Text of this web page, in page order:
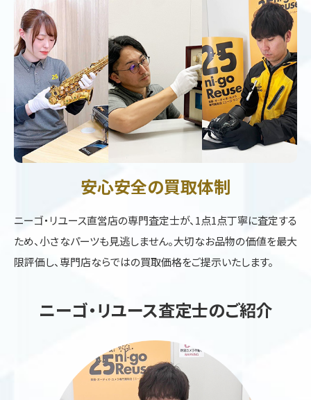
安心安全の買取体制
ニーゴ・リユース直営店の専門査定士が、1点1点丁寧に査定する
ため、小さなパーツも見逃しません。大切なお品物の価値を最大
限評価し、専門店ならではの買取価格をご提示いたします。
ニーゴ・リユース査定士のご紹介